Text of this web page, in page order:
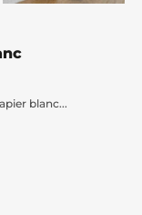
blanc...